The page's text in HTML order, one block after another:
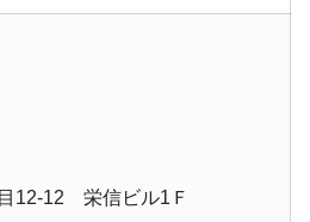
12-12 栄信ビル1Ｆ